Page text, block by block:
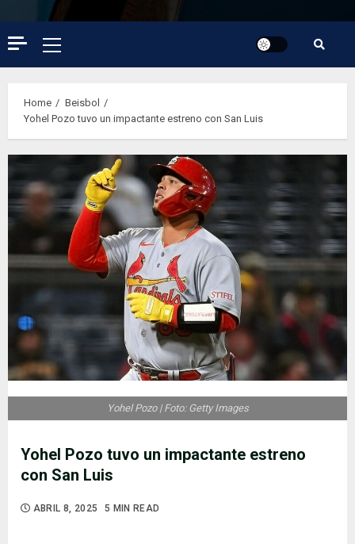
Primary
Menu
Home
Beisbol
Yohel Pozo tuvo un impactante estreno con San Luis
Yohel Pozo tuvo un impactante estreno
con San Luis
ABRIL 8, 2025 5 MIN READ
Yohel Pozo | Foto: Getty Images